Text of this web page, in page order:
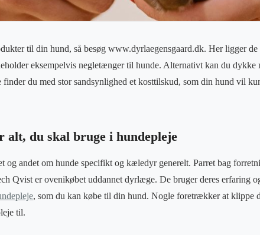
til din hund, så besøg www.dyrlaegensgaard.dk. Her ligger de
eksempelvis negletænger til hunde. Alternativt kan du dykke
du med stor sandsynlighed et kosttilskud, som din hund vil
alt, du skal bruge i hundepleje
og andet om hunde specifikt og kæledyr generelt. Parret bag
Qvist er ovenikøbet uddannet dyrlæge. De bruger deres erfaring
, som du kan købe til din hund. Nogle foretrækker at klippe
til.